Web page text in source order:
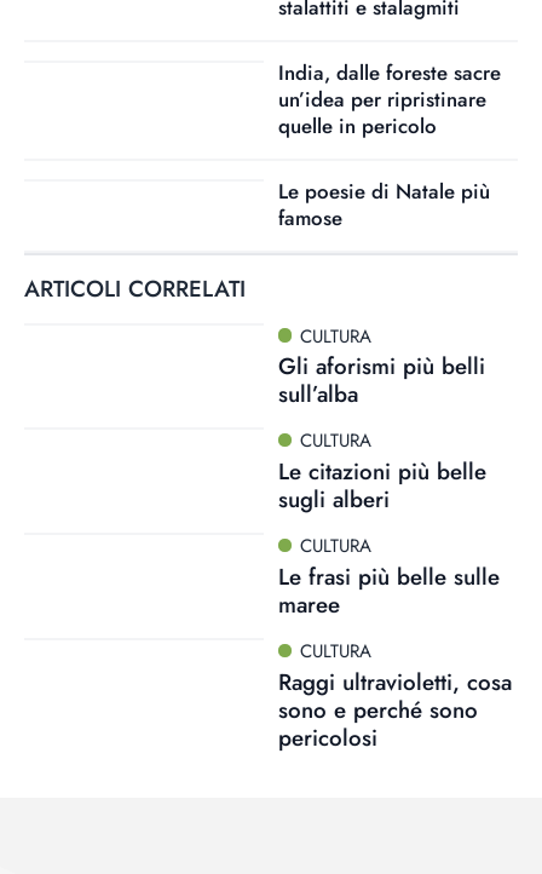
stalattiti e stalagmiti
India, dalle foreste sacre
un’idea per ripristinare
quelle in pericolo
Le poesie di Natale più
famose
ARTICOLI CORRELATI
CULTURA
Gli aforismi più belli
sull’alba
CULTURA
Le citazioni più belle
sugli alberi
CULTURA
Le frasi più belle sulle
maree
CULTURA
Raggi ultravioletti, cosa
sono e perché sono
pericolosi